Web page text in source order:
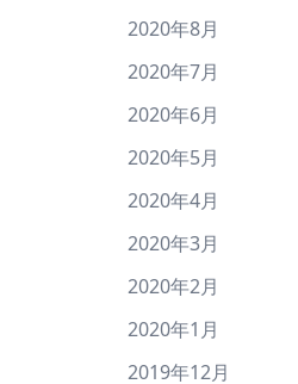
2020年8月
2020年7月
2020年6月
2020年5月
2020年4月
2020年3月
2020年2月
2020年1月
2019年12月